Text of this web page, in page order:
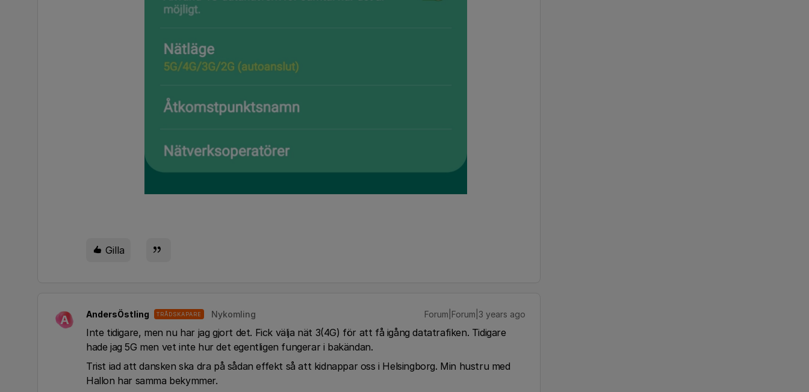
Gilla
A AndersÖstling TRÅDSKAPARE Nykomling Forum|Forum|3 years ago
Inte tidigare, men nu har jag gjort det. Fick välja nät 3(4G) för att få igång datatrafiken. Tidigare
hade jag 5G men vet inte hur det egentligen fungerar i bakändan.
Trist iad att dansken ska dra på sådan effekt så att kidnappar oss i Helsingborg. Min hustru med
Hallon har samma bekymmer.